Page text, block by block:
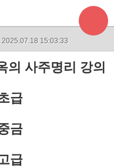
2025.07.18 15:03:33
의 사주명리 강의
급
금
급